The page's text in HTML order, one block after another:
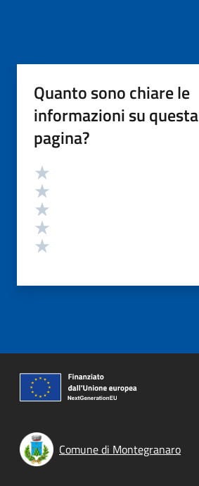
Quanto sono chiare le
informazioni su questa
pagina?
Valutazione
Comune di Montegranaro